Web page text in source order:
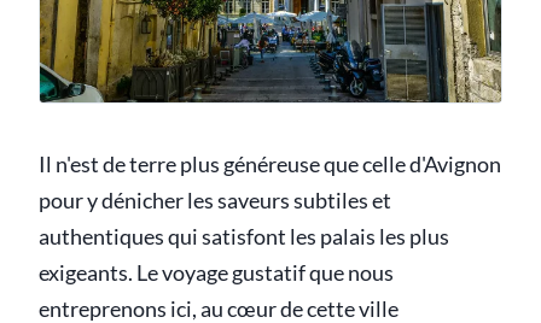
Il n'est de terre plus généreuse que celle d'Avignon
pour y dénicher les saveurs subtiles et
authentiques qui satisfont les palais les plus
exigeants. Le voyage gustatif que nous
entreprenons ici, au cœur de cette ville